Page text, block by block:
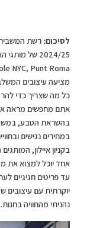
לסיכום:רשת המשביר
2024/25 של
מציעה עיצובים
כל מה שצריך כדי
אתם מחפשים מראה
בהשראת הטבע,
במחירים נגישים
בקניון איילון,
אחד יוכל למצוא את
עד פריטים חגיגיים
יוקרתית עם עיצובים
נהניתי מהחוויה בחנות.